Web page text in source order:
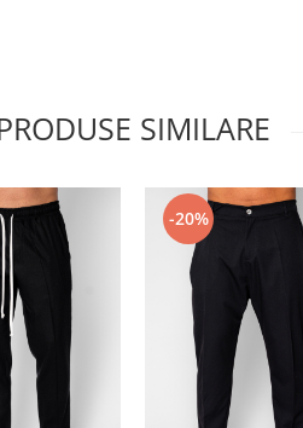
SIMILARE
-20%